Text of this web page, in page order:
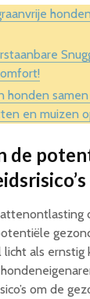
honden
en muizen
de
als ernstig
om de